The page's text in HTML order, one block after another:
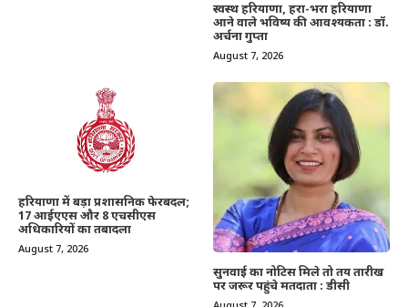
स्वस्थ हरियाणा, हरा-भरा हरियाणा
आने वाले भविष्य की आवश्यकता : डॉ.
अर्चना गुप्ता
August 7, 2026
हरियाणा में बड़ा प्रशासनिक फेरबदल;
17 आईएएस और 8 एचसीएस
अधिकारियों का तबादला
August 7, 2026
सुनवाई का नोटिस मिले तो तय तारीख
पर जरूर पहुंचे मतदाता : डीसी